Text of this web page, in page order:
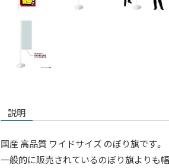
説明
国産 高品質 ワイドサイズ のぼり旗です。
一般的に販売されているのぼり旗よりも